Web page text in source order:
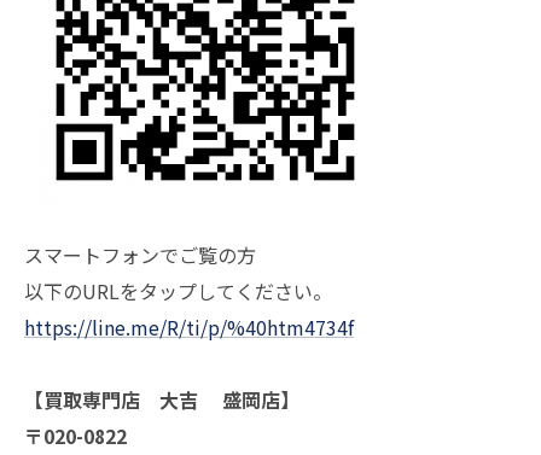
スマートフォンでご覧の方
以下のURLをタップしてください。
https://line.me/R/ti/p/%40htm4734f
【買取専門店 大吉 盛岡店】
〒020-0822